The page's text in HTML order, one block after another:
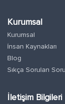
Kurumsal
Kurumsal
İnsan Kaynakları
Blog
Sıkça Sorulan
İletişim Bilgileri